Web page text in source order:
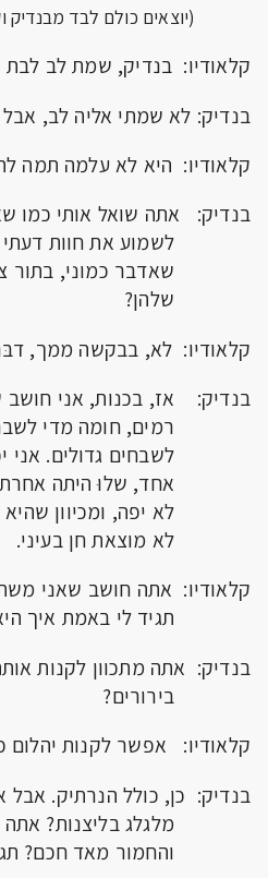
(יוצאים כולם לבד מבנדיק
קלאודיו: בנדיק, שמת לב לבת
בנדיק: לא שמתי אליה לב, אבל
קלאודיו: היא לא עלמה תמה
בנדיק: אתה שואל אותי כמו
לשמוע את חוות
שאדבר כמוני, בתור
שלהן?
קלאודיו: לא, בבקשה ממך,
בנדיק: אז, בכנות, אני חושב
רמים, חומה מדי
לשבחים גדולים. אני
אחד, שלוּ היתה
לא יפה, ומכיוון
לא מוצאת חן בעיני.
קלאודיו: אתה חושב שאני
תגיד לי באמת איך
בנדיק: אתה מתכוון לקנות
בירורים?
קלאודיו: אפשר לקנות יהלום
בנדיק: כן, כולל הנרתיק. אבל
מלגלג בליצנות? אתה
והחמור מאד חכם?